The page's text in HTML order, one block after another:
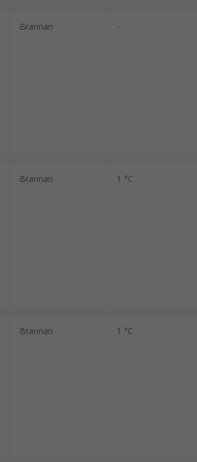
Brannan -
Brannan 1 °C
Brannan 1 °C